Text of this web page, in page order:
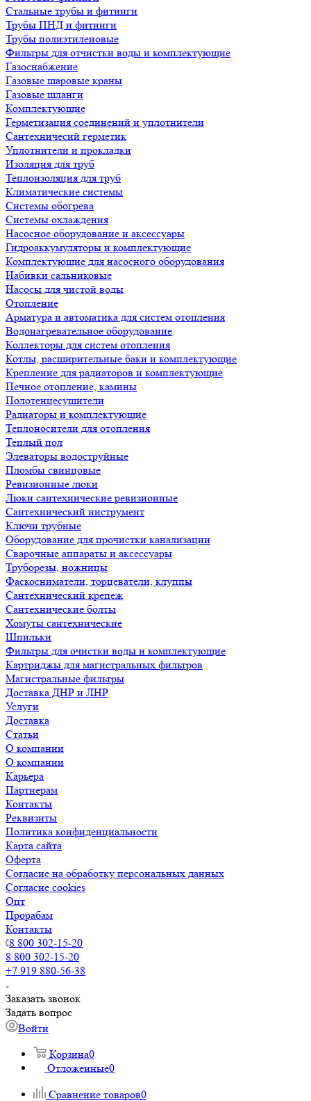
Стальные трубы и фитинги
Трубы ПНД и фитинги
Трубы полиэтиленовые
Фильтры для отчистки воды и комплектующие
Газоснабжение
Газовые шаровые краны
Газовые шланги
Комплектующие
Герметизация соединений и уплотнители
Сантехничесий герметик
Уплотнители и прокладки
Изоляция для труб
Теплоизоляция для труб
Климатические системы
Системы обогрева
Системы охлаждения
Насосное оборудование и аксессуары
Гидроаккумуляторы и комплектующие
Комплектующие для насосного оборудования
Набивки сальниковые
Насосы для чистой воды
Отопление
Арматура и автоматика для систем отопления
Водонагревательное оборудование
Коллекторы для систем отопления
Котлы, расширительные баки и комплектующие
Крепление для радиаторов и комплектующие
Печное отопление, камины
Полотенцесушители
Радиаторы и комплектующие
Теплоносители для отопления
Теплый пол
Элеваторы водоструйные
Пломбы свинцовые
Ревизионные люки
Люки сантехнические ревизионные
Сантехнический инструмент
Ключи трубные
Оборудование для прочистки канализации
Сварочные аппараты и аксессуары
Труборезы, ножницы
Фаскосниматели, торцеватели, клуппы
Сантехнический крепеж
Сантехнические болты
Хомуты сантехнические
Шпильки
Фильтры для очистки воды и комплектующие
Картриджы для магистральных фильтров
Магистральные фильтры
Доставка ДНР и ЛНР
Услуги
Доставка
Статьи
О компании
О компании
Карьера
Партнерам
Контакты
Реквизиты
Политика конфиденциальности
Карта сайта
Оферта
Согласие на обработку персональных данных
Согласие cookies
Опт
Прорабам
Контакты
8 800 302-15-20
8 800 302-15-20
+7 919 880-56-38
Заказать звонок
Задать вопрос
Войти
Корзина0
Отложенные0
Сравнение товаров0